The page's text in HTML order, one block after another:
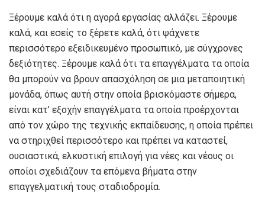
Ξέρουμε καλά ότι η αγορά εργασίας αλλάζει. Ξέρουμε
καλά, και εσείς το ξέρετε καλά, ότι ψάχνετε
περισσότερο εξειδικευμένο προσωπικό, με σύγχρονες
δεξιότητες. Ξέρουμε καλά ότι τα επαγγέλματα τα οποία
θα μπορούν να βρουν απασχόληση σε μια μεταποιητική
μονάδα, όπως αυτή στην οποία βρισκόμαστε σήμερα,
είναι κατ’ εξοχήν επαγγέλματα τα οποία προέρχονται
από τον χώρο της τεχνικής εκπαίδευσης, η οποία πρέπει
να στηριχθεί περισσότερο και πρέπει να καταστεί,
ουσιαστικά, ελκυστική επιλογή για νέες και νέους οι
οποίοι σχεδιάζουν τα επόμενα βήματα στην
επαγγελματική τους σταδιοδρομία.